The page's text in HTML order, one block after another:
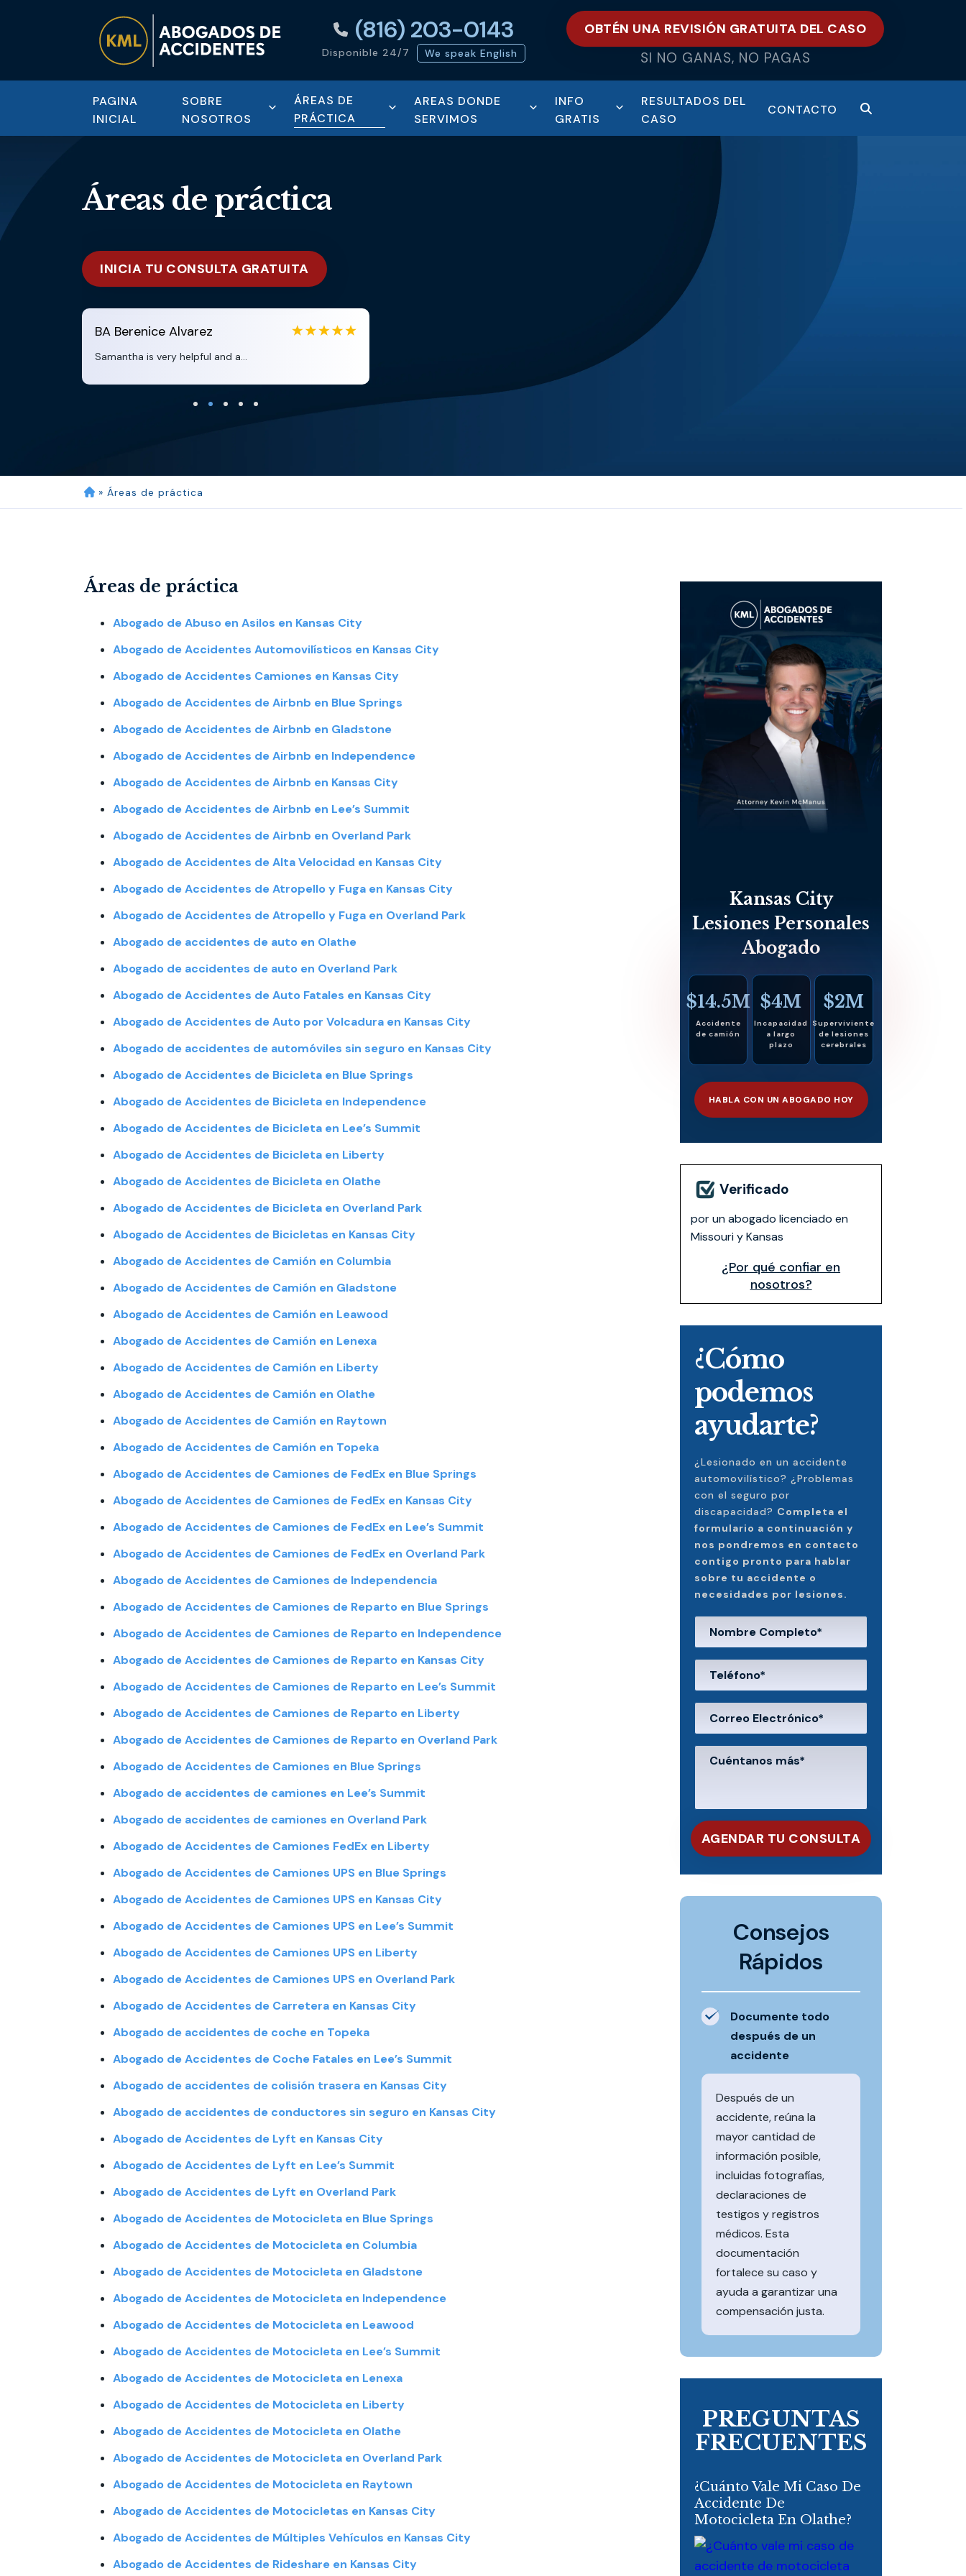
(816) 203-0143
Disponible 24/7 We speak English
OBTÉN UNA REVISIÓN GRATUITA DEL CASO
SI NO GANAS, NO PAGAS
PAGINA
INICIAL
SOBRE
NOSOTROS
ÁREAS DE
PRÁCTICA
AREAS DONDE
SERVIMOS
INFO
GRATIS
RESULTADOS DEL
CASO
CONTACTO
Áreas de práctica
INICIA TU CONSULTA GRATUITA
BA Berenice Alvarez
Samantha is very helpful and a...
» Áreas de práctica
Áreas de práctica
Abogado de Abuso en Asilos en Kansas City
Abogado de Accidentes Automovilísticos en Kansas City
Abogado de Accidentes Camiones en Kansas City
Abogado de Accidentes de Airbnb en Blue Springs
Abogado de Accidentes de Airbnb en Gladstone
Abogado de Accidentes de Airbnb en Independence
Abogado de Accidentes de Airbnb en Kansas City
Abogado de Accidentes de Airbnb en Lee’s Summit
Abogado de Accidentes de Airbnb en Overland Park
Abogado de Accidentes de Alta Velocidad en Kansas City
Abogado de Accidentes de Atropello y Fuga en Kansas City
Abogado de Accidentes de Atropello y Fuga en Overland Park
Abogado de accidentes de auto en Olathe
Abogado de accidentes de auto en Overland Park
Abogado de Accidentes de Auto Fatales en Kansas City
Abogado de Accidentes de Auto por Volcadura en Kansas City
Abogado de accidentes de automóviles sin seguro en Kansas City
Abogado de Accidentes de Bicicleta en Blue Springs
Abogado de Accidentes de Bicicleta en Independence
Abogado de Accidentes de Bicicleta en Lee’s Summit
Abogado de Accidentes de Bicicleta en Liberty
Abogado de Accidentes de Bicicleta en Olathe
Abogado de Accidentes de Bicicleta en Overland Park
Abogado de Accidentes de Bicicletas en Kansas City
Abogado de Accidentes de Camión en Columbia
Abogado de Accidentes de Camión en Gladstone
Abogado de Accidentes de Camión en Leawood
Abogado de Accidentes de Camión en Lenexa
Abogado de Accidentes de Camión en Liberty
Abogado de Accidentes de Camión en Olathe
Abogado de Accidentes de Camión en Raytown
Abogado de Accidentes de Camión en Topeka
Abogado de Accidentes de Camiones de FedEx en Blue Springs
Abogado de Accidentes de Camiones de FedEx en Kansas City
Abogado de Accidentes de Camiones de FedEx en Lee’s Summit
Abogado de Accidentes de Camiones de FedEx en Overland Park
Abogado de Accidentes de Camiones de Independencia
Abogado de Accidentes de Camiones de Reparto en Blue Springs
Abogado de Accidentes de Camiones de Reparto en Independence
Abogado de Accidentes de Camiones de Reparto en Kansas City
Abogado de Accidentes de Camiones de Reparto en Lee’s Summit
Abogado de Accidentes de Camiones de Reparto en Liberty
Abogado de Accidentes de Camiones de Reparto en Overland Park
Abogado de Accidentes de Camiones en Blue Springs
Abogado de accidentes de camiones en Lee’s Summit
Abogado de accidentes de camiones en Overland Park
Abogado de Accidentes de Camiones FedEx en Liberty
Abogado de Accidentes de Camiones UPS en Blue Springs
Abogado de Accidentes de Camiones UPS en Kansas City
Abogado de Accidentes de Camiones UPS en Lee’s Summit
Abogado de Accidentes de Camiones UPS en Liberty
Abogado de Accidentes de Camiones UPS en Overland Park
Abogado de Accidentes de Carretera en Kansas City
Abogado de accidentes de coche en Topeka
Abogado de Accidentes de Coche Fatales en Lee’s Summit
Abogado de accidentes de colisión trasera en Kansas City
Abogado de accidentes de conductores sin seguro en Kansas City
Abogado de Accidentes de Lyft en Kansas City
Abogado de Accidentes de Lyft en Lee’s Summit
Abogado de Accidentes de Lyft en Overland Park
Abogado de Accidentes de Motocicleta en Blue Springs
Abogado de Accidentes de Motocicleta en Columbia
Abogado de Accidentes de Motocicleta en Gladstone
Abogado de Accidentes de Motocicleta en Independence
Abogado de Accidentes de Motocicleta en Leawood
Abogado de Accidentes de Motocicleta en Lee’s Summit
Abogado de Accidentes de Motocicleta en Lenexa
Abogado de Accidentes de Motocicleta en Liberty
Abogado de Accidentes de Motocicleta en Olathe
Abogado de Accidentes de Motocicleta en Overland Park
Abogado de Accidentes de Motocicleta en Raytown
Abogado de Accidentes de Motocicletas en Kansas City
Abogado de Accidentes de Múltiples Vehículos en Kansas City
Abogado de Accidentes de Rideshare en Kansas City
Kansas City
Lesiones Personales
Abogado
$14.5M
Accidente
de camión
$4M
Incapacidad
a largo
plazo
$2M
Superviviente
de lesiones
cerebrales
HABLA CON UN ABOGADO HOY
Verificado
por un abogado licenciado en
Missouri y Kansas
¿Por qué confiar en
nosotros?
¿Cómo
podemos
ayudarte?
¿Lesionado en un accidente
automovilístico? ¿Problemas
con el seguro por
discapacidad? Completa el
formulario a continuación y
nos pondremos en contacto
contigo pronto para hablar
sobre tu accidente o
necesidades por lesiones.
Consejos
Rápidos
Documente todo
después de un
accidente
Después de un
accidente, reúna la
mayor cantidad de
información posible,
incluidas fotografías,
declaraciones de
testigos y registros
médicos. Esta
documentación
fortalece su caso y
ayuda a garantizar una
compensación justa.
PREGUNTAS
FRECUENTES
¿Cuánto Vale Mi Caso De
Accidente De
Motocicleta En Olathe?